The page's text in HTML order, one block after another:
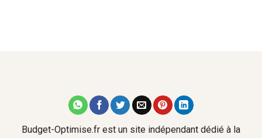
Budget-Optimise.fr est un site indépendant dédié à la